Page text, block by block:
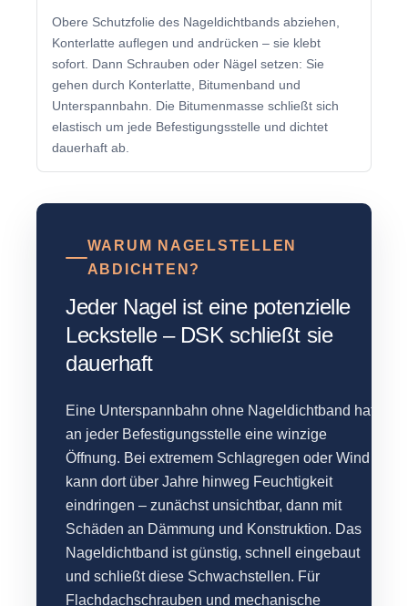
Obere Schutzfolie des Nageldichtbands abziehen,
Konterlatte auflegen und andrücken – sie klebt
sofort. Dann Schrauben oder Nägel setzen: Sie
gehen durch Konterlatte, Bitumenband und
Unterspannbahn. Die Bitumenmasse schließt sich
elastisch um jede Befestigungsstelle und dichtet
dauerhaft ab.
WARUM NAGELSTELLEN
ABDICHTEN?
Jeder Nagel ist eine potenzielle
Leckstelle – DSK schließt sie
dauerhaft
Eine Unterspannbahn ohne Nageldichtband hat
an jeder Befestigungsstelle eine winzige
Öffnung. Bei extremem Schlagregen oder Wind
kann dort über Jahre hinweg Feuchtigkeit
eindringen – zunächst unsichtbar, dann mit
Schäden an Dämmung und Konstruktion. Das
Nageldichtband ist günstig, schnell eingebaut
und schließt diese Schwachstellen. Für
Flachdachschrauben und mechanische